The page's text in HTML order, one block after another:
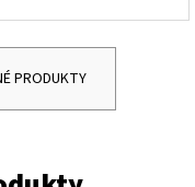
PRODUKTY